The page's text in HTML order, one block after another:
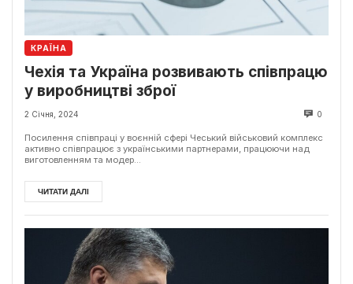
КРАЇНА
Чехія та Україна розвивають співпрацю
у виробництві зброї
2 Січня, 2024 0
Посилення співпраці у воєнній сфері Чеський військовий комплекс
активно співпрацює з українськими партнерами, працюючи над
виготовленням та модер...
ЧИТАТИ ДАЛІ